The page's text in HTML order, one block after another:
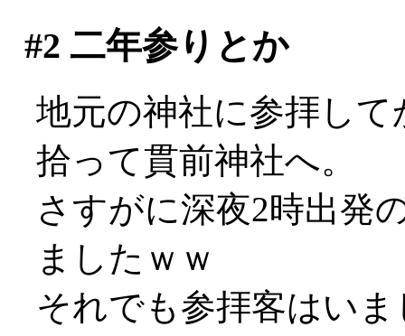
#2 二年参りとか
地元の神社に参拝して
拾って貫前神社へ。
さすがに深夜2時出発
ましたｗｗ
それでも参拝客はい